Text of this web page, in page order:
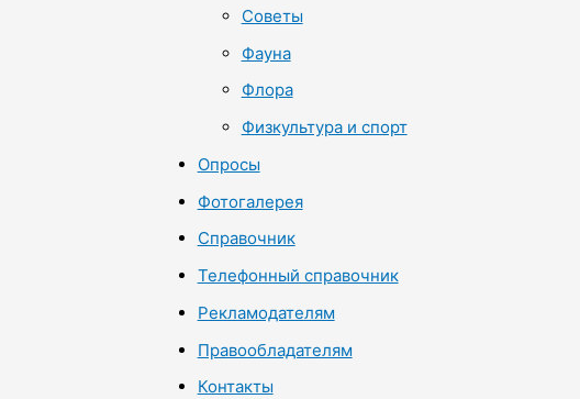
Советы
Фауна
Флора
Физкультура и спорт
Опросы
Фотогалерея
Справочник
Телефонный справочник
Рекламодателям
Правообладателям
Контакты